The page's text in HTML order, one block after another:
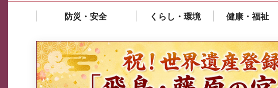
防災・安全 くらし・環境 健康・福祉
中東情勢や原油価格上昇の影響